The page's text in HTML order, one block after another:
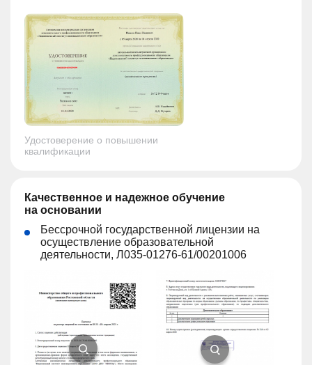
Удостоверение о повышении
квалификации
Качественное и надежное обучение
на основании
Бессрочной государственной лицензии на
осуществление образовательной
деятельности, Л035-01276-61/00201006